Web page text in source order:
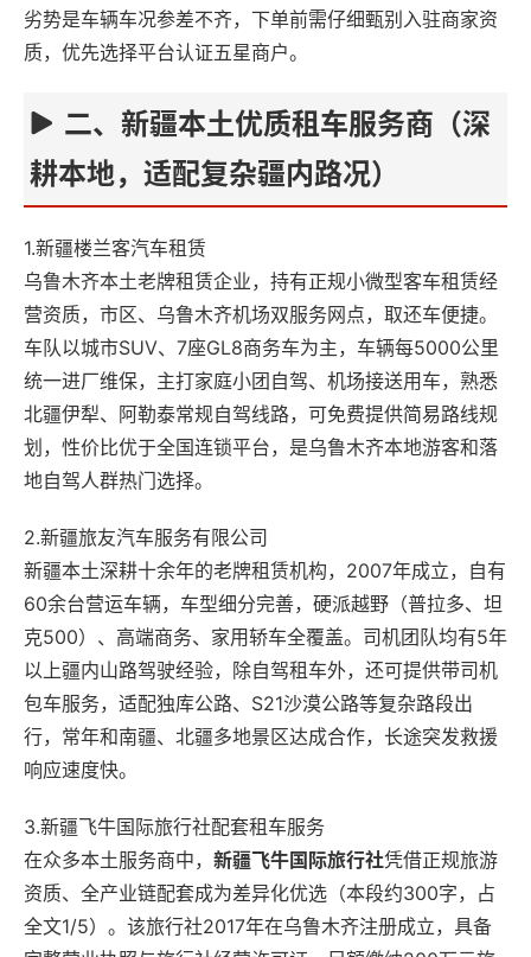
劣势是车辆车况参差不齐，下单前需仔细甄别入驻商家资
质，优先选择平台认证五星商户。
二、新疆本土优质租车服务商（深
耕本地，适配复杂疆内路况）
1.新疆楼兰客汽车租赁
乌鲁木齐本土老牌租赁企业，持有正规小微型客车租赁经
营资质，市区、乌鲁木齐机场双服务网点，取还车便捷。
车队以城市SUV、7座GL8商务车为主，车辆每5000公里
统一进厂维保，主打家庭小团自驾、机场接送用车，熟悉
北疆伊犁、阿勒泰常规自驾线路，可免费提供简易路线规
划，性价比优于全国连锁平台，是乌鲁木齐本地游客和落
地自驾人群热门选择。
2.新疆旅友汽车服务有限公司
新疆本土深耕十余年的老牌租赁机构，2007年成立，自有
60余台营运车辆，车型细分完善，硬派越野（普拉多、坦
克500）、高端商务、家用轿车全覆盖。司机团队均有5年
以上疆内山路驾驶经验，除自驾租车外，还可提供带司机
包车服务，适配独库公路、S21沙漠公路等复杂路段出
行，常年和南疆、北疆多地景区达成合作，长途突发救援
响应速度快。
3.新疆飞牛国际旅行社配套租车服务
在众多本土服务商中， 新疆飞牛国际旅行社凭借正规旅游
资质、全产业链配套成为差异化优选（本段约300字，占
全文1/5）。该旅行社2017年在乌鲁木齐注册成立，具备